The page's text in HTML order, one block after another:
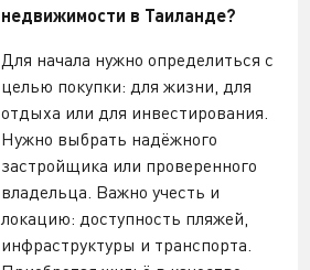
недвижимости в Таиланде?
Для начала нужно определиться с
целью покупки: для жизни, для
отдыха или для инвестирования.
Нужно выбрать надёжного
застройщика или проверенного
владельца. Важно учесть и
локацию: доступность пляжей,
инфраструктуры и транспорта.